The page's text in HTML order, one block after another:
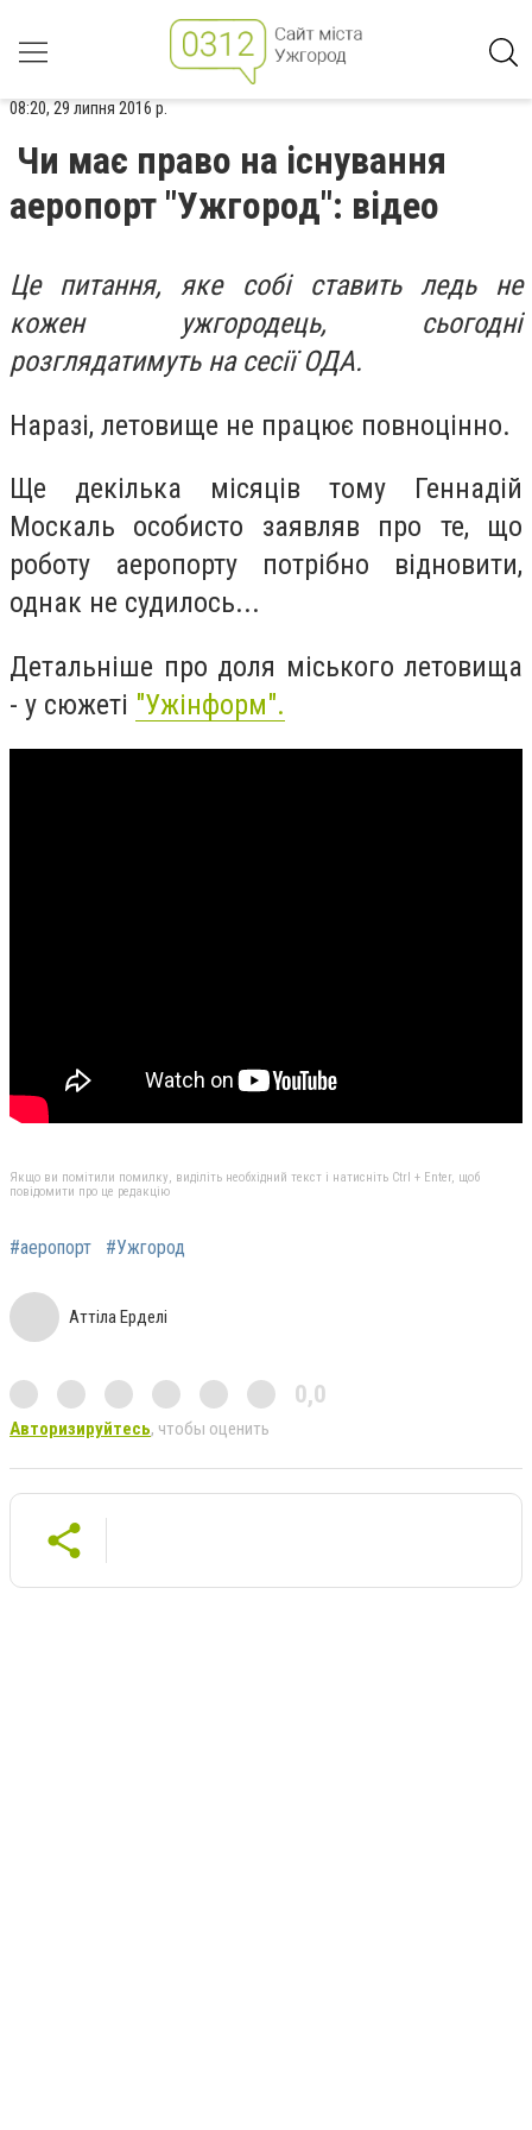
08:20, 29 липня 2016 р.
Чи має право на існування
аеропорт "Ужгород": відео
Це питання, яке собі ставить ледь не
кожен ужгородець, сьогодні
розглядатимуть на сесії ОДА.
Наразі, летовище не працює повноцінно.
Ще декілька місяців тому Геннадій
Москаль особисто заявляв про те, що
роботу аеропорту потрібно відновити,
однак не судилось...
Детальніше про доля міського летовища
- у сюжеті "Ужінформ".
Якщо ви помітили помилку, виділіть необхідний текст і натисніть Ctrl + Enter, щоб
повідомити про це редакцію
#аеропорт #Ужгород
Аттіла Ерделі
0,0
Авторизируйтесь, чтобы оценить